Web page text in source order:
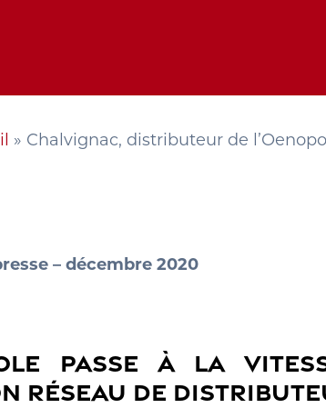
» Chalvignac, distributeur de
– décembre 2020
PASSE À LA
RÉSEAU DE